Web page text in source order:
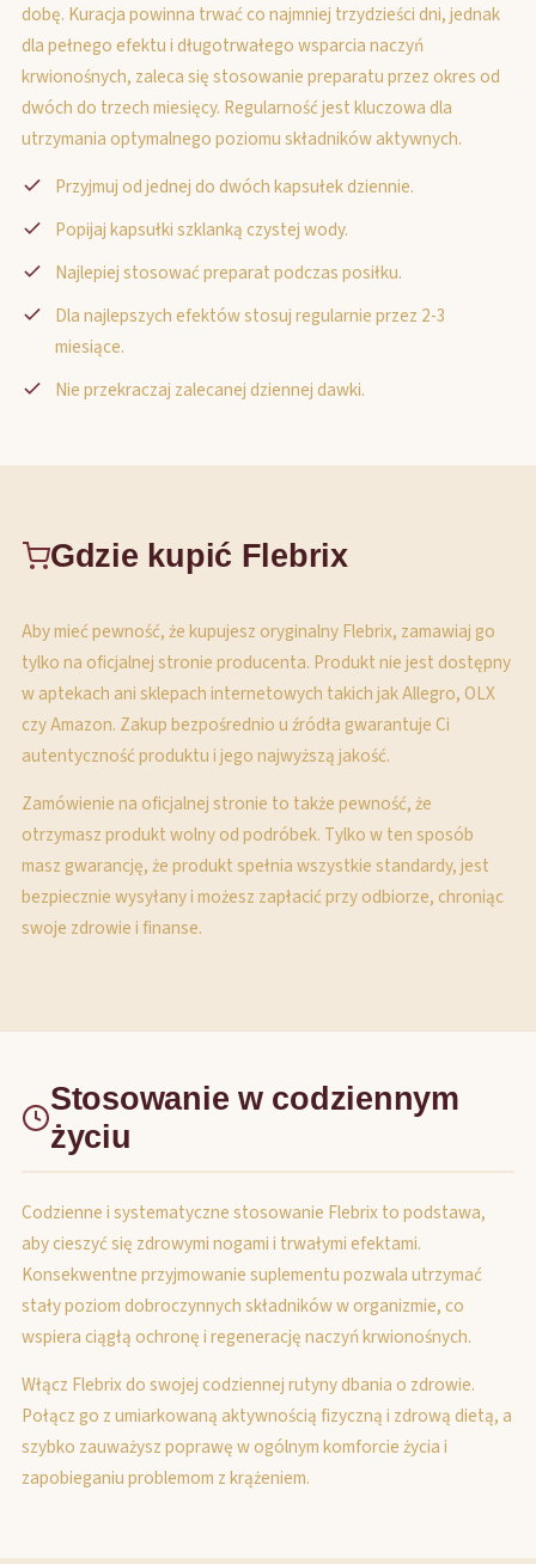
dobę. Kuracja powinna trwać co najmniej trzydzieści dni, jednak
dla pełnego efektu i długotrwałego wsparcia naczyń
krwionośnych, zaleca się stosowanie preparatu przez okres od
dwóch do trzech miesięcy. Regularność jest kluczowa dla
utrzymania optymalnego poziomu składników aktywnych.
Przyjmuj od jednej do dwóch kapsułek dziennie.
Popijaj kapsułki szklanką czystej wody.
Najlepiej stosować preparat podczas posiłku.
Dla najlepszych efektów stosuj regularnie przez 2-3
miesiące.
Nie przekraczaj zalecanej dziennej dawki.
Gdzie kupić Flebrix
Aby mieć pewność, że kupujesz oryginalny Flebrix, zamawiaj go
tylko na oficjalnej stronie producenta. Produkt nie jest dostępny
w aptekach ani sklepach internetowych takich jak Allegro, OLX
czy Amazon. Zakup bezpośrednio u źródła gwarantuje Ci
autentyczność produktu i jego najwyższą jakość.
Zamówienie na oficjalnej stronie to także pewność, że
otrzymasz produkt wolny od podróbek. Tylko w ten sposób
masz gwarancję, że produkt spełnia wszystkie standardy, jest
bezpiecznie wysyłany i możesz zapłacić przy odbiorze, chroniąc
swoje zdrowie i finanse.
Stosowanie w codziennym
życiu
Codzienne i systematyczne stosowanie Flebrix to podstawa,
aby cieszyć się zdrowymi nogami i trwałymi efektami.
Konsekwentne przyjmowanie suplementu pozwala utrzymać
stały poziom dobroczynnych składników w organizmie, co
wspiera ciągłą ochronę i regenerację naczyń krwionośnych.
Włącz Flebrix do swojej codziennej rutyny dbania o zdrowie.
Połącz go z umiarkowaną aktywnością fizyczną i zdrową dietą, a
szybko zauważysz poprawę w ogólnym komforcie życia i
zapobieganiu problemom z krążeniem.